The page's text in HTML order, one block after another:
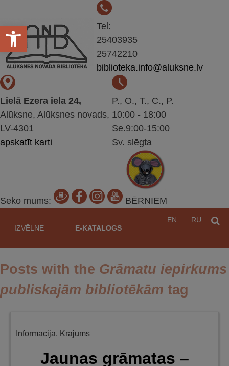
Open toolbar
Tel:
25403935
25742210
biblioteka.info@aluksne.lv
Lielā Ezera iela 24,
Alūksne, Alūksnes novads,
LV-4301
apskatīt karti
P., O., T., C., P.
10:00 - 18:00
Se.9:00-15:00
Sv. slēgta
Seko mums:
BĒRNIEM
IZVĒLNE E-KATALOGS
EN RU
Posts with the Grāmatu iepirkums
publiskajām bibliotēkām tag
Informācija, Krājums
Jaunas grāmatas –